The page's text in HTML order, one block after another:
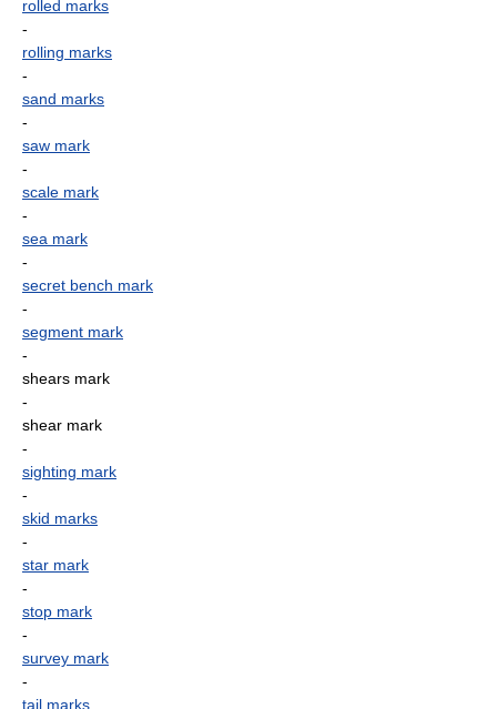
rolled marks
-
rolling marks
-
sand marks
-
saw mark
-
scale mark
-
sea mark
-
secret bench mark
-
segment mark
-
shears mark
-
shear mark
-
sighting mark
-
skid marks
-
star mark
-
stop mark
-
survey mark
-
tail marks